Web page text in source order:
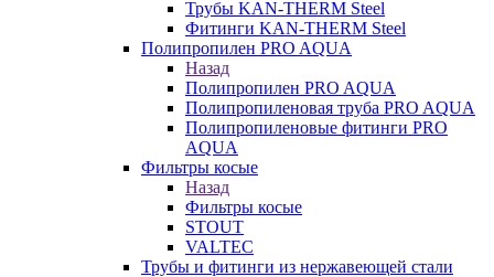
Трубы KAN-THERM Steel
Фитинги KAN-THERM Steel
Полипропилен PRO AQUA
Назад
Полипропилен PRO AQUA
Полипропиленовая труба PRO AQUA
Полипропиленовые фитинги PRO
AQUA
Фильтры косые
Назад
Фильтры косые
STOUT
VALTEC
Трубы и фитинги из нержавеющей стали